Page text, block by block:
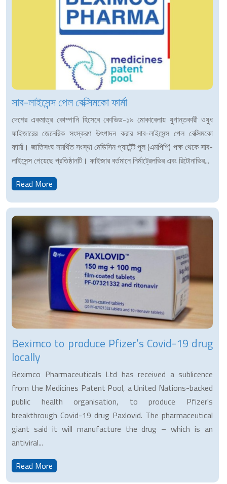
সাব-লাইসেন্স পেল বেক্সিমকো ফার্মা
দেশের একমাত্র কোম্পানি হিসেবে কোভিড-১৯ মোকাবেলায় যুগান্তকারী ওষুধ
ফাইজারের জেনেরিক সংস্করণ উৎপাদন করার সাব-লাইসেন্স পেল বেক্সিমকো
ফার্মা। জাতিসংঘ সমর্থিত সংস্থা মেডিসিন প্যাটেন্ট পুল (এমপিপি) পক্ষ থেকে সাব-
লাইসেন্স পেয়েছে প্রতিষ্ঠানটি। ফাইজার বর্তমানে নির্মাট্রেলভির এবং রিটোনাভির...
Read More
Beximco to produce Pfizer’s Covid-19 drug
locally
Beximco Pharmaceuticals Ltd has received a sublicence
from the Medicines Patent Pool, a United Nations-backed
public health organisation, to produce Pfizer's
breakthrough Covid-19 drug Paxlovid. The pharmaceutical
giant said it will manufacture the drug – which is an
antiviral...
Read More